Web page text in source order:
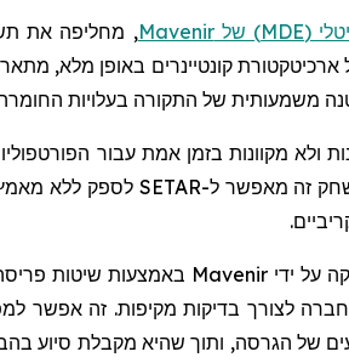
(
MDE) שלMavenir, מחליפה את
קונטיינרים באופן מלא,
משמעותית של התקורה בעלויות
ולא מקוונות בזמן אמת עבור
זה מאפשר ל-SETAR לספק ללא מאמץ
על ידי Mavenir באמצעות שיטות
לצורך בדיקות מקיפות. זה אפשר
של הגרסה, ותוך שהיא מקבלת סיוע